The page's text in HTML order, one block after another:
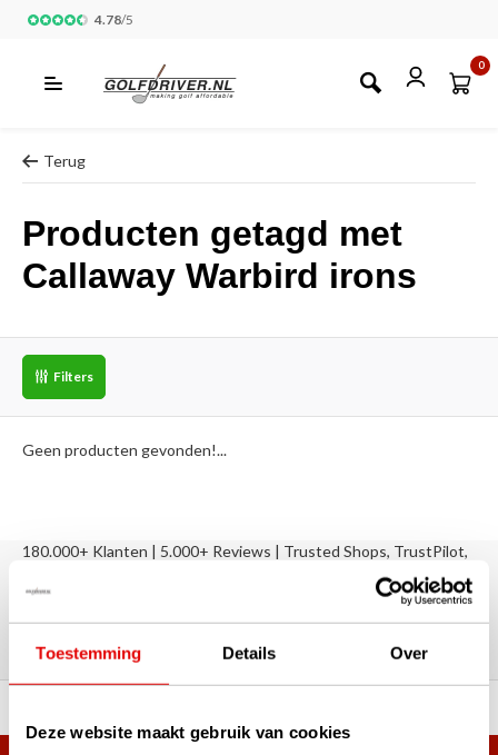
Toestemming Details Over
Deze website maakt gebruik van cookies
4.78/5
0
Terug
Producten getagd met
Callaway Warbird irons
Filters
Geen producten gevonden!...
180.000+ Klanten | 5.000+ Reviews | Trusted Shops, TrustPilot,
Reviews: Onze klanten aan het
woord